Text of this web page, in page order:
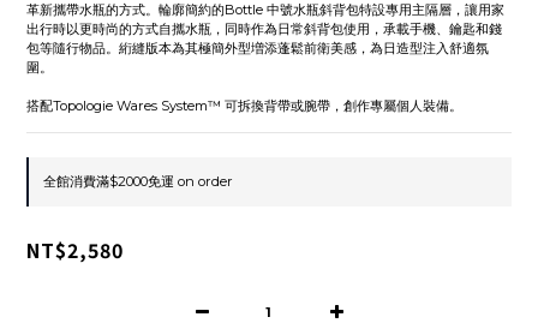
革新攜帶水瓶的方式。輪廓簡約的Bottle 中號水瓶斜背包特設專用主隔層，讓用家
出行時以更時尚的方式自攜水瓶，同時作為日常斜背包使用，承載手機、鑰匙和錢
包等隨行物品。絎縫版本為其極簡外型増添蓬鬆前衛美感，為日造型注入舒適氛
圍。
搭配Topologie Wares System™ 可拆換背帶或腕帶，創作專屬個人裝備。
全館消費滿$2000免運 on order
NT$2,580